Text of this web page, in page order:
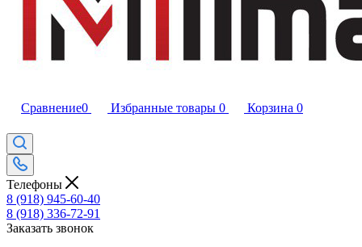
Сравнение0 Избранные товары 0 Корзина 0
Телефоны
8 (918) 945-60-40
8 (918) 336-72-91
Заказать звонок